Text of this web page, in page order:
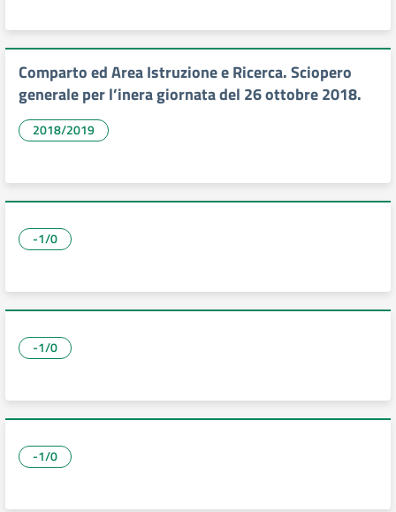
Comparto ed Area Istruzione e Ricerca. Sciopero
generale per l’inera giornata del 26 ottobre 2018.
2018/2019
-1/0
-1/0
-1/0